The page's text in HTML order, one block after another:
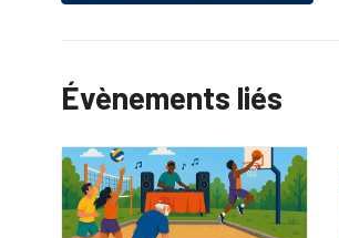
Évènements liés